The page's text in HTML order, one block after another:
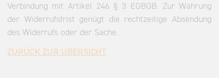
Verbindung mit Artikel 246 § 3 EGBGB. Zur Wahrung
der Widerrufsfrist genügt die rechtzeitige Absendung
des Widerrufs oder der Sache.
ZURÜCK ZUR ÜBERSICHT